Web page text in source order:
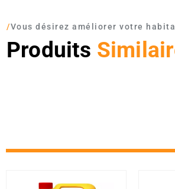
/Vous désirez améliorer votre
Produits